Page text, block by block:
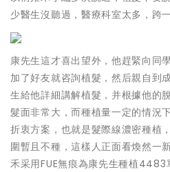
少醫生沒聽過，醫療科室太多，跨
康先生這才喜出望外，他趕緊向同
加了好友就咨詢植髮，然后親自到
生給他詳細講解植髮，并根據他的
髮面非常大，而種植量一定的情況
折衷方案，也就是髮際線濃密種植
圍暫且不種，這樣人正面看煥然一
禾采用FUE無痕為康先生種植4483